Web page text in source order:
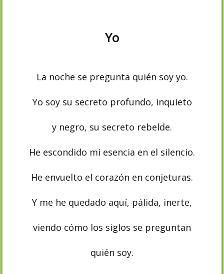
Yo
La noche se pregunta quién soy yo.
Yo soy su secreto profundo, inquieto
y negro, su secreto rebelde.
He escondido mi esencia en el silencio.
He envuelto el corazón en conjeturas.
Y me he quedado aquí, pálida, inerte,
viendo cómo los siglos se preguntan
quién soy.